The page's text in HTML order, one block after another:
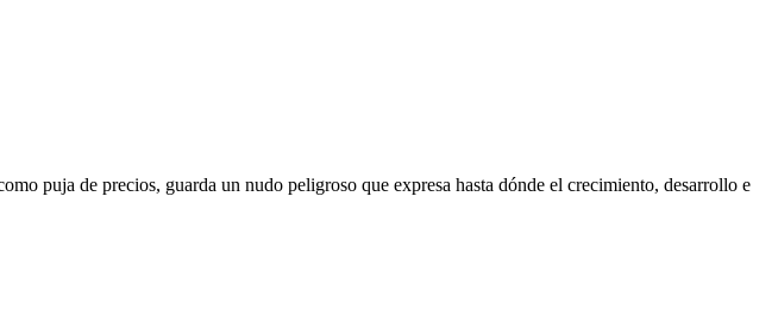
puja de precios, guarda un nudo peligroso que expresa hasta dónde el crecimiento, desarrollo e